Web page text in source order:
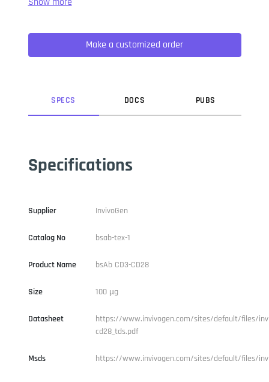
when an unknown printer took a galley of type and
not only five centuries, but also the leap into electronic
typesetting, remaining essentially unchanged. It was
popularised in the 1960s with the release of Letraset sheets
Make a customized order
SPECS DOCS PUBS
Specifications
Supplier InvivoGen
Catalog No bsab-tex-1
Product Name bsAb CD3-CD28
Size 100 µg
Datasheet
https://www.invivogen.com/sites/default/files/
cd28_tds.pdf
Msds https://www.invivogen.com/sites/default/files/